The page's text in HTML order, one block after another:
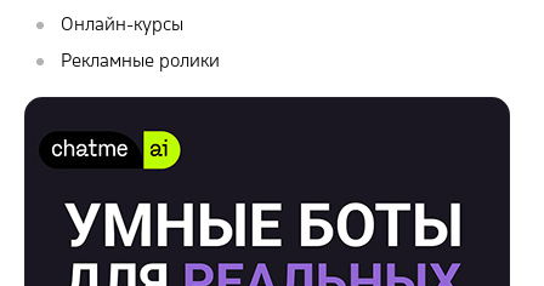
Онлайн-курсы
Рекламные ролики